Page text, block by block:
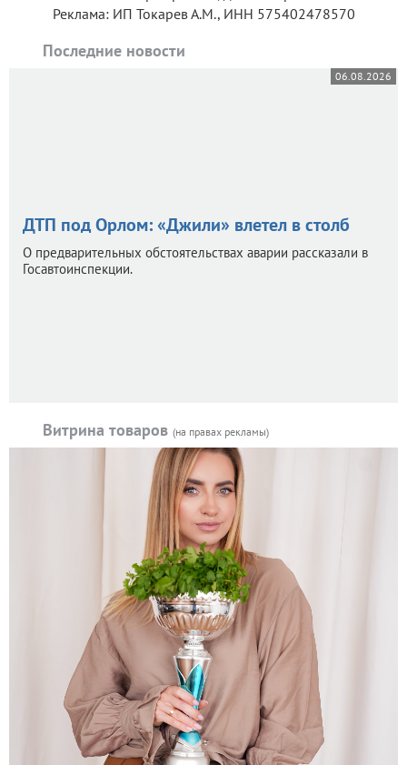
Реклама: ИП Токарев А.М., ИНН 575402478570
Последние новости
06.08.2026
ДТП под Орлом: «Джили» влетел в столб
О предварительных обстоятельствах аварии рассказали в
Госавтоинспекции.
Витрина товаров (на правах рекламы)